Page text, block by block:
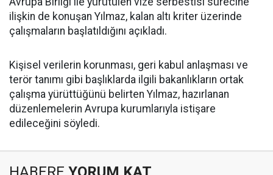
ilişkin de konuşan Yılmaz, kalan altı kriter üzerinde
çalışmaların başlatıldığını açıkladı.
Kişisel verilerin korunması, geri kabul anlaşması ve
terör tanımı gibi başlıklarda ilgili bakanlıkların ortak
çalışma yürüttüğünü belirten Yılmaz, hazırlanan
düzenlemelerin Avrupa kurumlarıyla istişare
edileceğini söyledi.